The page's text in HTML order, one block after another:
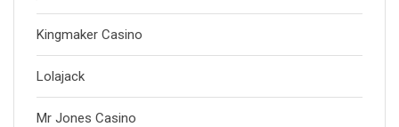
Kingmaker Casino
Lolajack
Mr Jones Casino